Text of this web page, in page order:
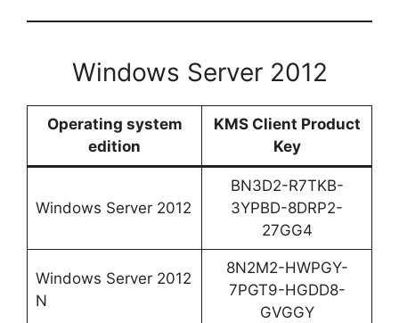
Windows Server 2012
Operating system
edition
KMS Client Product
Key
Windows Server 2012
BN3D2-R7TKB-
3YPBD-8DRP2-
27GG4
Windows Server 2012
N
8N2M2-HWPGY-
7PGT9-HGDD8-
GVGGY